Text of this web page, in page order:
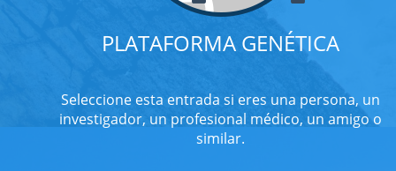
PLATAFORMA GENÉTICA
Seleccione esta entrada si eres una persona, un
investigador, un profesional médico, un amigo o
similar.